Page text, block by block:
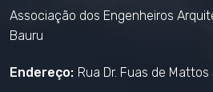
Associação dos Engenheiros
Bauru
Endereço: Rua Dr. Fuas de Mattos